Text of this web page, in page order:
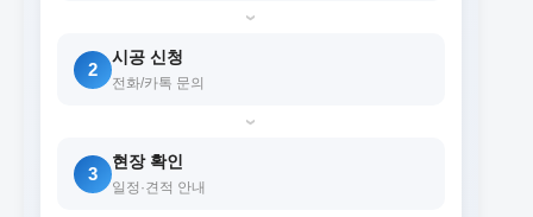
›
2
시공 신청
전화/카톡 문의
›
3
현장 확인
일정·견적 안내